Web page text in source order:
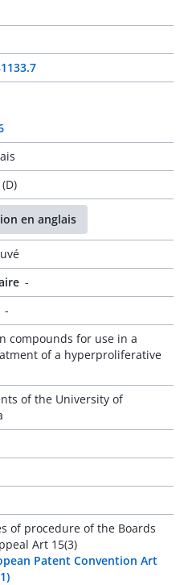
en anglais
-
-
compounds for use in a
of a hyperproliferative
of the University of
of procedure of the Boards
Art 15(3)
Patent Convention Art